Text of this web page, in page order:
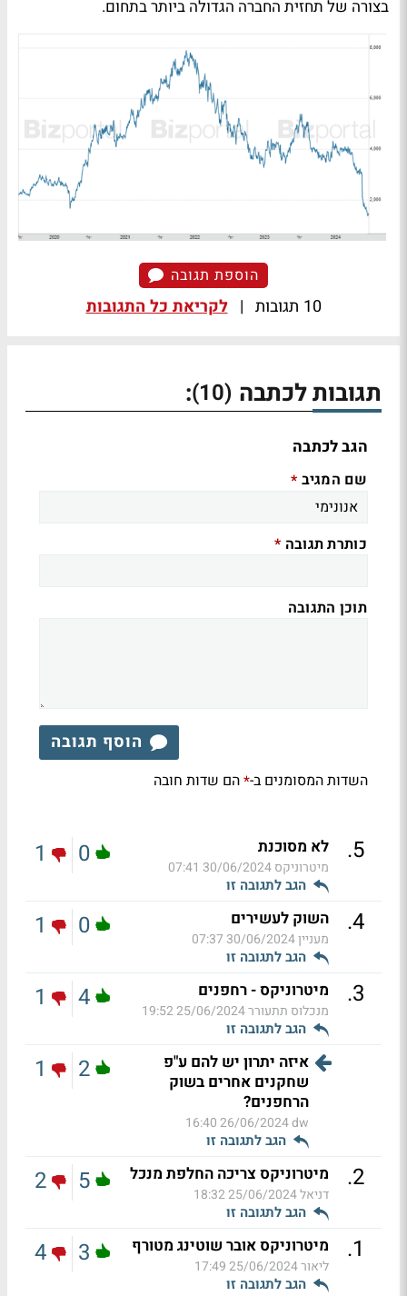
בצורה של תחזית החברה הגדולה ביותר בתחום.
הוספת תגובה
10 תגובות | לקריאת כל התגובות
תגובות לכתבה (10)
:
הגב לכתבה
שם המגיב *
כותרת תגובה *
תוכן התגובה
הוסף תגובה
השדות המסומנים ב-*הם שדות חובה
5
. לא מסוכנת
מיטרוניקס30/06/2024 07:41
הגב לתגובה זו
0
1
4
. השוק לעשירים
מעניין30/06/2024 07:37
הגב לתגובה זו
0
1
3
. מיטרוניקס - רחפנים
מנכלוס תתעורר25/06/2024 19:52
הגב לתגובה זו
4
1
איזה יתרון יש להם ע"פ
שחקנים אחרים בשוק
הרחפנים?
dw
26/06/2024 16:40
הגב לתגובה זו
2
1
2
. מיטרוניקס צריכה החלפת מנכל
דניאל25/06/2024 18:32
הגב לתגובה זו
5
2
1
. מיטרוניקס אובר שוטינג מטורף
ליאור25/06/2024 17:49
הגב לתגובה זו
3
4